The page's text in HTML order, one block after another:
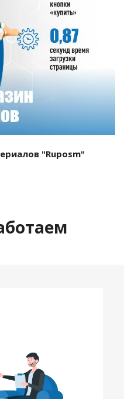
"Ruposm"